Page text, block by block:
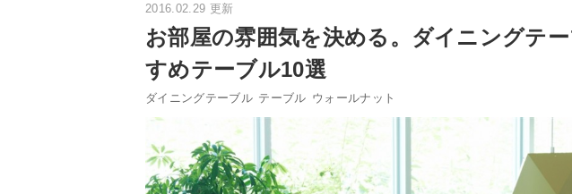
2016.02.29 更新
お部屋の雰囲気を決める。ダイニングテ
すめテーブル10選
ダイニングテーブル テーブル ウォールナット